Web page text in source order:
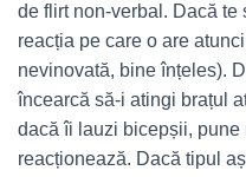
de flirt non-verbal. Dacă te
reacția pe care o are
nevinovată, bine înțeles).
încearcă să-i atingi brațul
dacă îi lauzi bicepșii, pune
reacționează. Dacă tipul